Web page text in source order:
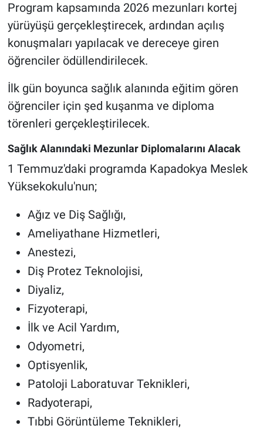
Program kapsamında 2026 mezunları kortej
yürüyüşü gerçekleştirecek, ardından açılış
konuşmaları yapılacak ve dereceye giren
öğrenciler ödüllendirilecek.
İlk gün boyunca sağlık alanında eğitim gören
öğrenciler için şed kuşanma ve diploma
törenleri gerçekleştirilecek.
Sağlık Alanındaki Mezunlar Diplomalarını Alacak
1 Temmuz'daki programda Kapadokya Meslek
Yüksekokulu'nun;
Ağız ve Diş Sağlığı,
Ameliyathane Hizmetleri,
Anestezi,
Diş Protez Teknolojisi,
Diyaliz,
Fizyoterapi,
İlk ve Acil Yardım,
Odyometri,
Optisyenlik,
Patoloji Laboratuvar Teknikleri,
Radyoterapi,
Tıbbi Görüntüleme Teknikleri,